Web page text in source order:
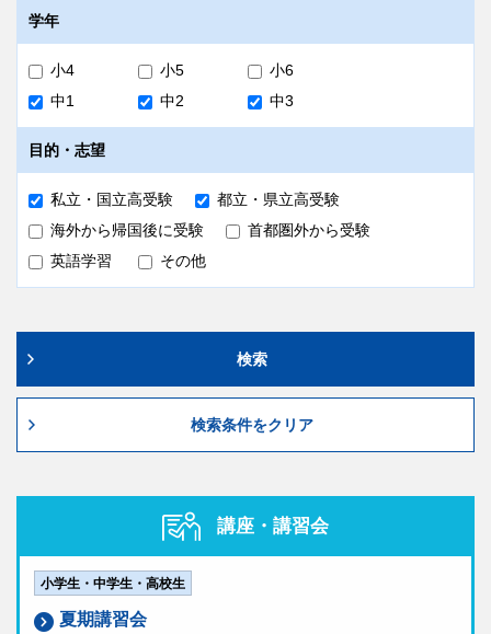
10:50～11:30 国語
中3はZoom試験監督がございます。
受験後、
早稲田アカデミーEAST
で解答用紙をご提出いた
だきます。
答案提出期限
上記に間に合わない場合は、7/11（土）までに返送用封筒にて答
案を返送いただけます。後日所属校舎より、採点答案と成績帳票を
送付致します（成績帳票は簡易帳票となります）。
解答解説
早稲田アカデミーOnline
の「学習コンテンツ」ページ
費用
筆記用具（問題等一式はご家庭への到着をお待ちくださ
受験票はございません。
成績帳票
無料
持ち物
受験票、筆記用具、二次元コードシール
成績帳票
事前受験：7/10（金）18:00より
早稲田アカデミーOnline
にて閲覧いただけます。
事後受験：校舎で手採点の上、紙の簡易帳票を配付致しま
す。
備考
のお申し込みは不要です（Onlineアンケートの回答
は必要です）。詳細は早稲田アカデミーOnlineに公
通信機能のある電子機器はご使用いただけません。緊
急でお子様へのご連絡が必要な場合は、試験会場まで
ご連絡ください。
ングを希望される方には、成績帳票公開後に無料カウ
社会
社会
学年
小4 小5
小6
中1
中2 中3
目的・志望
私立・国立高受験
都立・県立高受験
海外から帰国後に受験
首都圏外から受験
英語学習
その他
検索
検索条件をクリア
講座・講習会
小学生・中学生・高校生
夏期講習会